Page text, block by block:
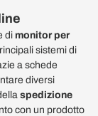
di monitor per
sistemi di
a schede
diversi
spedizione
con un prodotto